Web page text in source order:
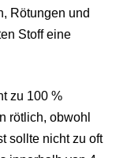
Rötungen und
Stoff eine
zu 100 %
rötlich, obwohl
sollte nicht zu oft